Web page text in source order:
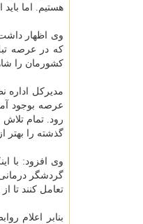
هستیم. اما
وی اظهار
كه در عرصه
كشورمان را
مدیركل اداره
عرصه بوجود
رود. تمام
گذشته را بهتر
وی افزود: با
گردشگر
تعامل كنند تا
بنابر اعلام